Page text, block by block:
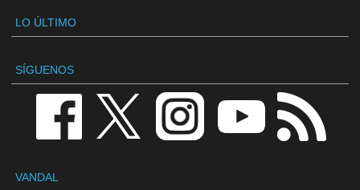
LO ÚLTIMO
SÍGUENOS
VANDAL